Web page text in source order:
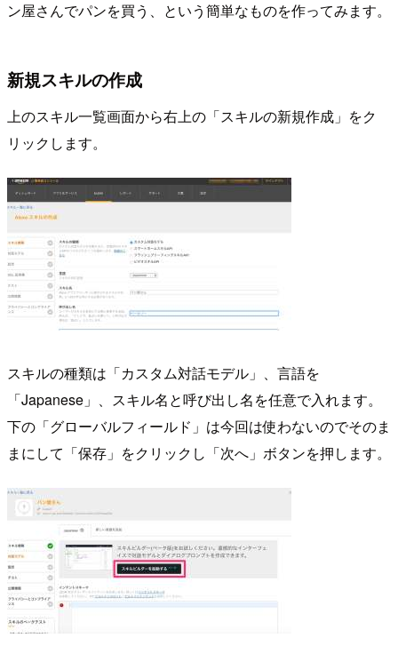
ン屋さんでパンを買う、という簡単なものを作ってみます。
新規スキルの作成
上のスキル一覧画面から右上の「スキルの新規作成」をク
リックします。
スキルの種類は「カスタム対話モデル」、言語を
「Japanese」、スキル名と呼び出し名を任意で入れます。
下の「グローバルフィールド」は今回は使わないのでそのま
まにして「保存」をクリックし「次へ」ボタンを押します。